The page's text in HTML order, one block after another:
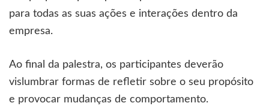
para todas as suas ações e interações dentro da
empresa.
Ao final da palestra, os participantes deverão
vislumbrar formas de refletir sobre o seu propósito
e provocar mudanças de comportamento.